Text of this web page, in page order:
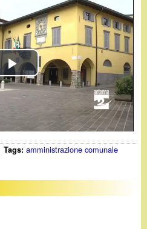
r
c
aP
l
a
y
V
Tags:amministrazione comunale